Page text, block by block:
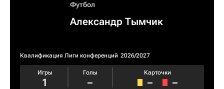
Футбол
Александр Тымчик
Квалификация Лиги конференций 2026/2027
Игры
1
Голы
–
Карточки
– –